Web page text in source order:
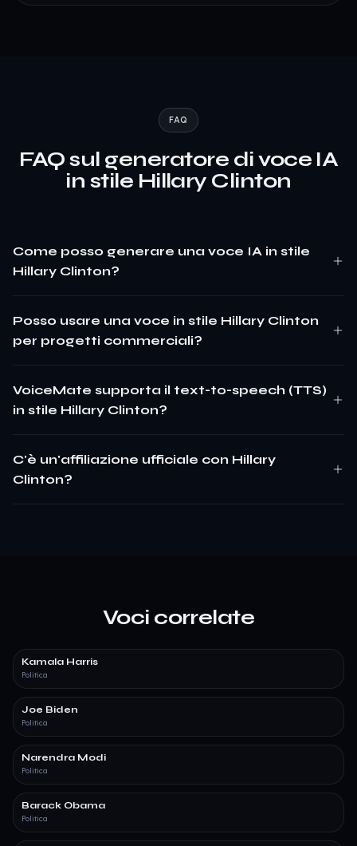
FAQ
FAQ sul generatore di voce IA
in stile Hillary Clinton
Come posso generare una voce IA in stile
Hillary Clinton?
Posso usare una voce in stile Hillary Clinton
per progetti commerciali?
VoiceMate supporta il text-to-speech (TTS)
in stile Hillary Clinton?
C'è un'affiliazione ufficiale con Hillary
Clinton?
Voci correlate
Kamala Harris
Politica
Joe Biden
Politica
Narendra Modi
Politica
Barack Obama
Politica